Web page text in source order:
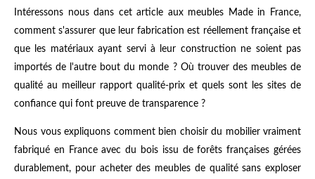
Intéressons nous dans cet article aux meubles Made in France,
comment s'assurer que leur fabrication est réellement française et
que les matériaux ayant servi à leur construction ne soient pas
importés de l'autre bout du monde ? Où trouver des meubles de
qualité au meilleur rapport qualité-prix et quels sont les sites de
confiance qui font preuve de transparence ?
Nous vous expliquons comment bien choisir du mobilier vraiment
fabriqué en France avec du bois issu de forêts françaises gérées
durablement, pour acheter des meubles de qualité sans exploser